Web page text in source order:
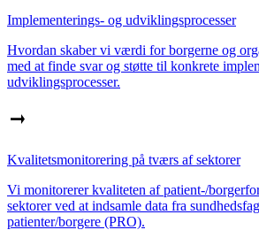
Implementerings- og udviklingsprocesser
Hvordan skaber vi værdi for borgerne og
med at finde svar og støtte til konkrete
udviklingsprocesser.
Kvalitetsmonitorering på tværs af sektorer
Vi monitorerer kvaliteten af patient-/
sektorer ved at indsamle data fra
patienter/borgere (PRO).